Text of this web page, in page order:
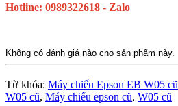
Hotline: 0989322618 - Zalo
Không có đánh giá nào cho sản phẩm này.
Từ khóa: Máy chiếu Epson EB W05 cũ
W05 cũ, Máy chiếu epson cũ, W05 cũ